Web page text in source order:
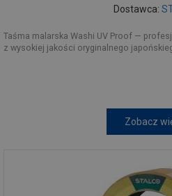
Dostawca:
Taśma malarska Washi UV Proof —
z wysokiej jakości oryginalnego
Zobacz